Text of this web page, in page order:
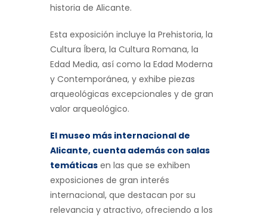
historia de Alicante.
Esta exposición incluye la Prehistoria, la
Cultura Íbera, la Cultura Romana, la
Edad Media, así como la Edad Moderna
y Contemporánea, y exhibe piezas
arqueológicas excepcionales y de gran
valor arqueológico.
El museo más internacional de
Alicante, cuenta además con salas
temáticas en las que se exhiben
exposiciones de gran interés
internacional, que destacan por su
relevancia y atractivo, ofreciendo a los